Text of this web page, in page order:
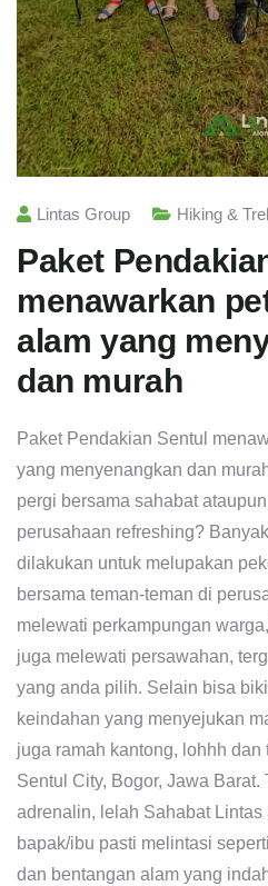
Lintas Group Hiking &
Paket
menawarkan
alam yang
dan murah
Paket Pendakian Sentul
yang menyenangkan dan
pergi bersama sahabat
perusahaan refreshing?
dilakukan untuk melupakan
bersama teman-teman di
melewati perkampungan
juga melewati persawahan,
yang anda pilih. Selain bisa
keindahan yang menyejukan
juga ramah kantong, lohhh
Sentul City, Bogor, Jawa
adrenalin, lelah Sahabat Lintas
bapak/ibu pasti melintasi
dan bentangan alam yang